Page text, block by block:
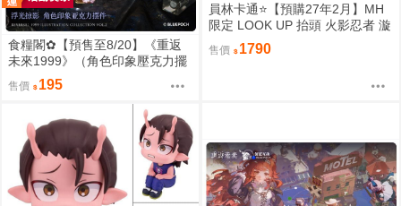
食糧閣✿【預售至8/20】《重返
未來1999》（角色印象壓克力擺
件）重返未来1999／預售特典／
美術集／浮光掠影／維爾汀／十
四行詩／天使娜娜／諾諦卡／虛
構集
售價 195
員林卡通⭐️【預購27年2月】MH
限定 LOOK UP 抬頭 火影忍者 漩
渦鳴人 自來也 套組附特典 0813
售價 1790